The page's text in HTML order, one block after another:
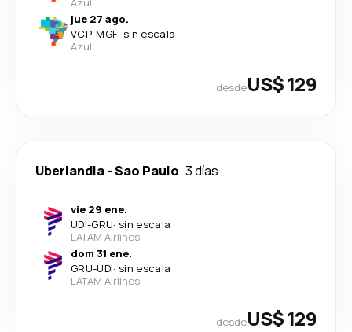
jue 27 ago.
VCP-MGF· sin escala
Azul
desdeUS$ 129
Uberlandia-Sao Paulo 3 días
vie 29 ene.
UDI-GRU· sin escala
LATAM Airlines
dom 31 ene.
GRU-UDI· sin escala
LATAM Airlines
desdeUS$ 129